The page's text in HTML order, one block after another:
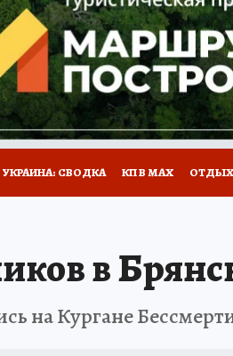
КОЛЛЕКЦИИ
САЙТЕ
УКРАИНА: СВОДКА КП В МАХ ОТДЫХ
в
на Кургане